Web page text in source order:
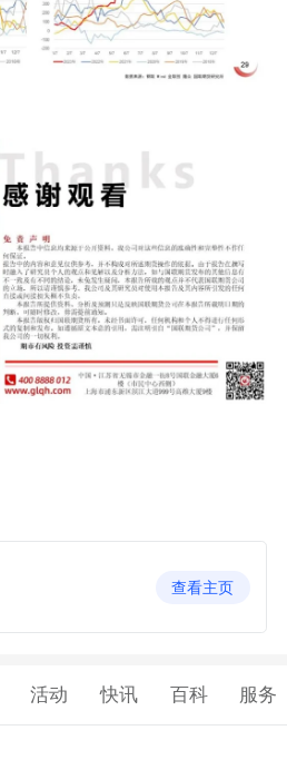
查看主页
活动 快讯 百科 服务